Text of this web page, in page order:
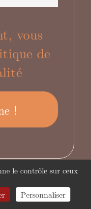
vous
de
le contrôle sur ceux
Personnaliser